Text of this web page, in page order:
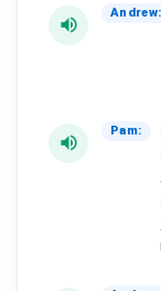
volume_up
Andrew:
volume_up
Pam: